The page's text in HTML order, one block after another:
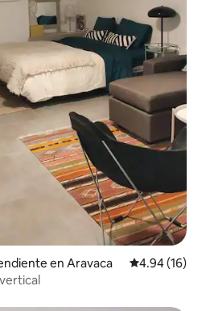
en Aravaca Calificación
4.94 (16)